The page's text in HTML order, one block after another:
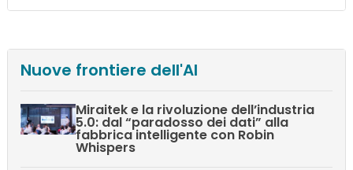
Nuove frontiere dell'AI
Miraitek e la rivoluzione dell’industria
5.0: dal “paradosso dei dati” alla
fabbrica intelligente con Robin
Whispers